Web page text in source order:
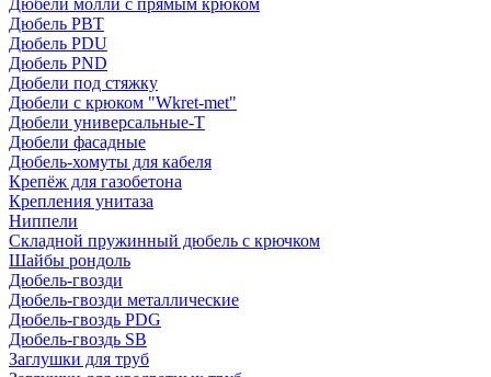
Дюбели молли с прямым крюком
Дюбель PBT
Дюбель PDU
Дюбель PND
Дюбели под стяжку
Дюбели с крюком "Wkret-met"
Дюбели универсальные-Т
Дюбели фасадные
Дюбель-хомуты для кабеля
Крепёж для газобетона
Крепления унитаза
Ниппели
Складной пружинный дюбель с крючком
Шайбы рондоль
Дюбель-гвозди
Дюбель-гвозди металлические
Дюбель-гвоздь PDG
Дюбель-гвоздь SB
Заглушки для труб